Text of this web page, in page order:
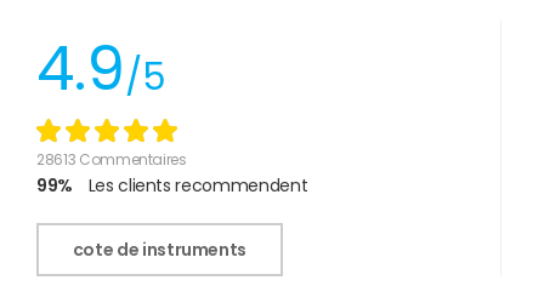
4.9/5
28613 Commentaires
99% Les clients recommendent
cote de instruments